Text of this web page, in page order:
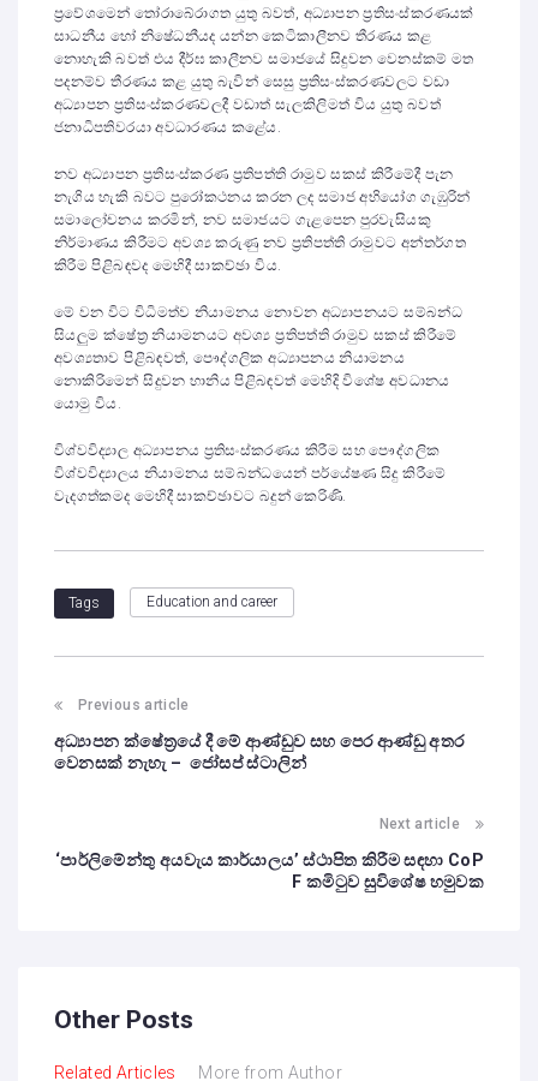
ප්‍රවේශමෙන් තෝරාබේරාගත යුතු බවත්, අධ්‍යාපන ප්‍රතිසංස්කරණයක්
සාධනීය හෝ නිෂේධනීයද යන්න කෙටිකාලීනව තීරණය කළ
නොහැකි බවත් එය දීර්ඝ කාලීනව සමාජයේ සිදුවන වෙනස්කම් මත
පදනම්ව තීරණය කළ යුතු බැවින් සෙසු ප්‍රතිසංස්කරණවලට වඩා
අධ්‍යාපන ප්‍රතිසංස්කරණවලදී වඩාත් සැලකිලිමත් විය යුතු බවත්
ජනාධිපතිවරයා අවධාරණය කළේය.
නව අධ්‍යාපන ප්‍රතිසංස්කරණ ප්‍රතිපත්ති රාමුව සකස් කිරීමේදී පැන
නැගිය හැකි බවට පුරෝකථනය කරන ලද සමාජ අභියෝග ගැඹුරින්
සමාලෝචනය කරමින්, නව සමාජයට ගැළපෙන පුරවැසියකු
නිර්මාණය කිරීමට අවශ්‍ය කරුණු නව ප්‍රතිපත්ති රාමුවට අන්තර්ගත
කිරීම පිළිබඳවද මෙහිදී සාකච්ඡා විය.
මේ වන විට විධිමත්ව නියාමනය නොවන අධ්‍යාපනයට සම්බන්ධ
සියලුම ක්ෂේත්‍ර නියාමනයට අවශ්‍ය ප්‍රතිපත්ති රාමුව සකස් කිරීමේ
අවශ්‍යතාව පිළිබඳවත්, පෞද්ගලික අධ්‍යාපනය නියාමනය
නොකිරිමෙන් සිදුවන හානිය පිළිබඳවත් මෙහිදි විශේෂ අවධානය
යොමු විය.
විශ්වවිද්‍යාල අධ්‍යාපනය ප්‍රතිසංස්කරණය කිරීම සහ පෞද්ගලික
විශ්වවිද්‍යාලය නියාමනය සම්බන්ධයෙන් පර්යේෂණ සිදු කිරීමේ
වැදගත්කමද මෙහිදී සාකච්ඡාවට බදුන් කෙරිණි.
Tags Education and career
Previous article
අධ්‍යාපන ක්ෂේත්‍රයේ දී මේ ආණ්ඩුව සහ පෙර ආණ්ඩු අතර
වෙනසක් නැහැ – ජෝසප් ස්ටාලින්
Next article
‘පාර්ලිමේන්තු අයවැය කාර්යාලය’ ස්ථාපිත කිරීම සඳහා CoP
F කමි‌ටුව සුවිශේෂ හමුවක
Other Posts
Related Articles More from Author